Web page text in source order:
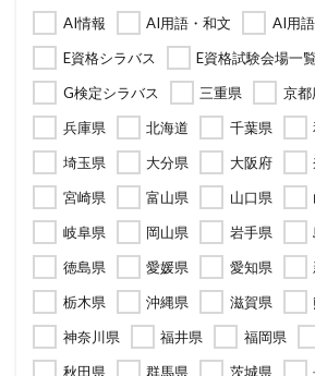
AI情報 AI用語・和文 AI用
E資格シラバス
E資格試験会場一覧
G検定シラバス
三重県 京都
兵庫県
北海道 千葉県
埼玉県
大分県 大阪府
宮崎県
富山県 山口県
岐阜県
岡山県 岩手県
徳島県
愛媛県 愛知県
栃木県
沖縄県 滋賀県
神奈川県
福井県 福岡県
秋田県
群馬県 茨城県